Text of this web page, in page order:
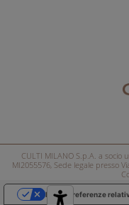
CULTI MILANO S.p.A. a socio
MI2055576, Sede legale presso
Le tue preferenze